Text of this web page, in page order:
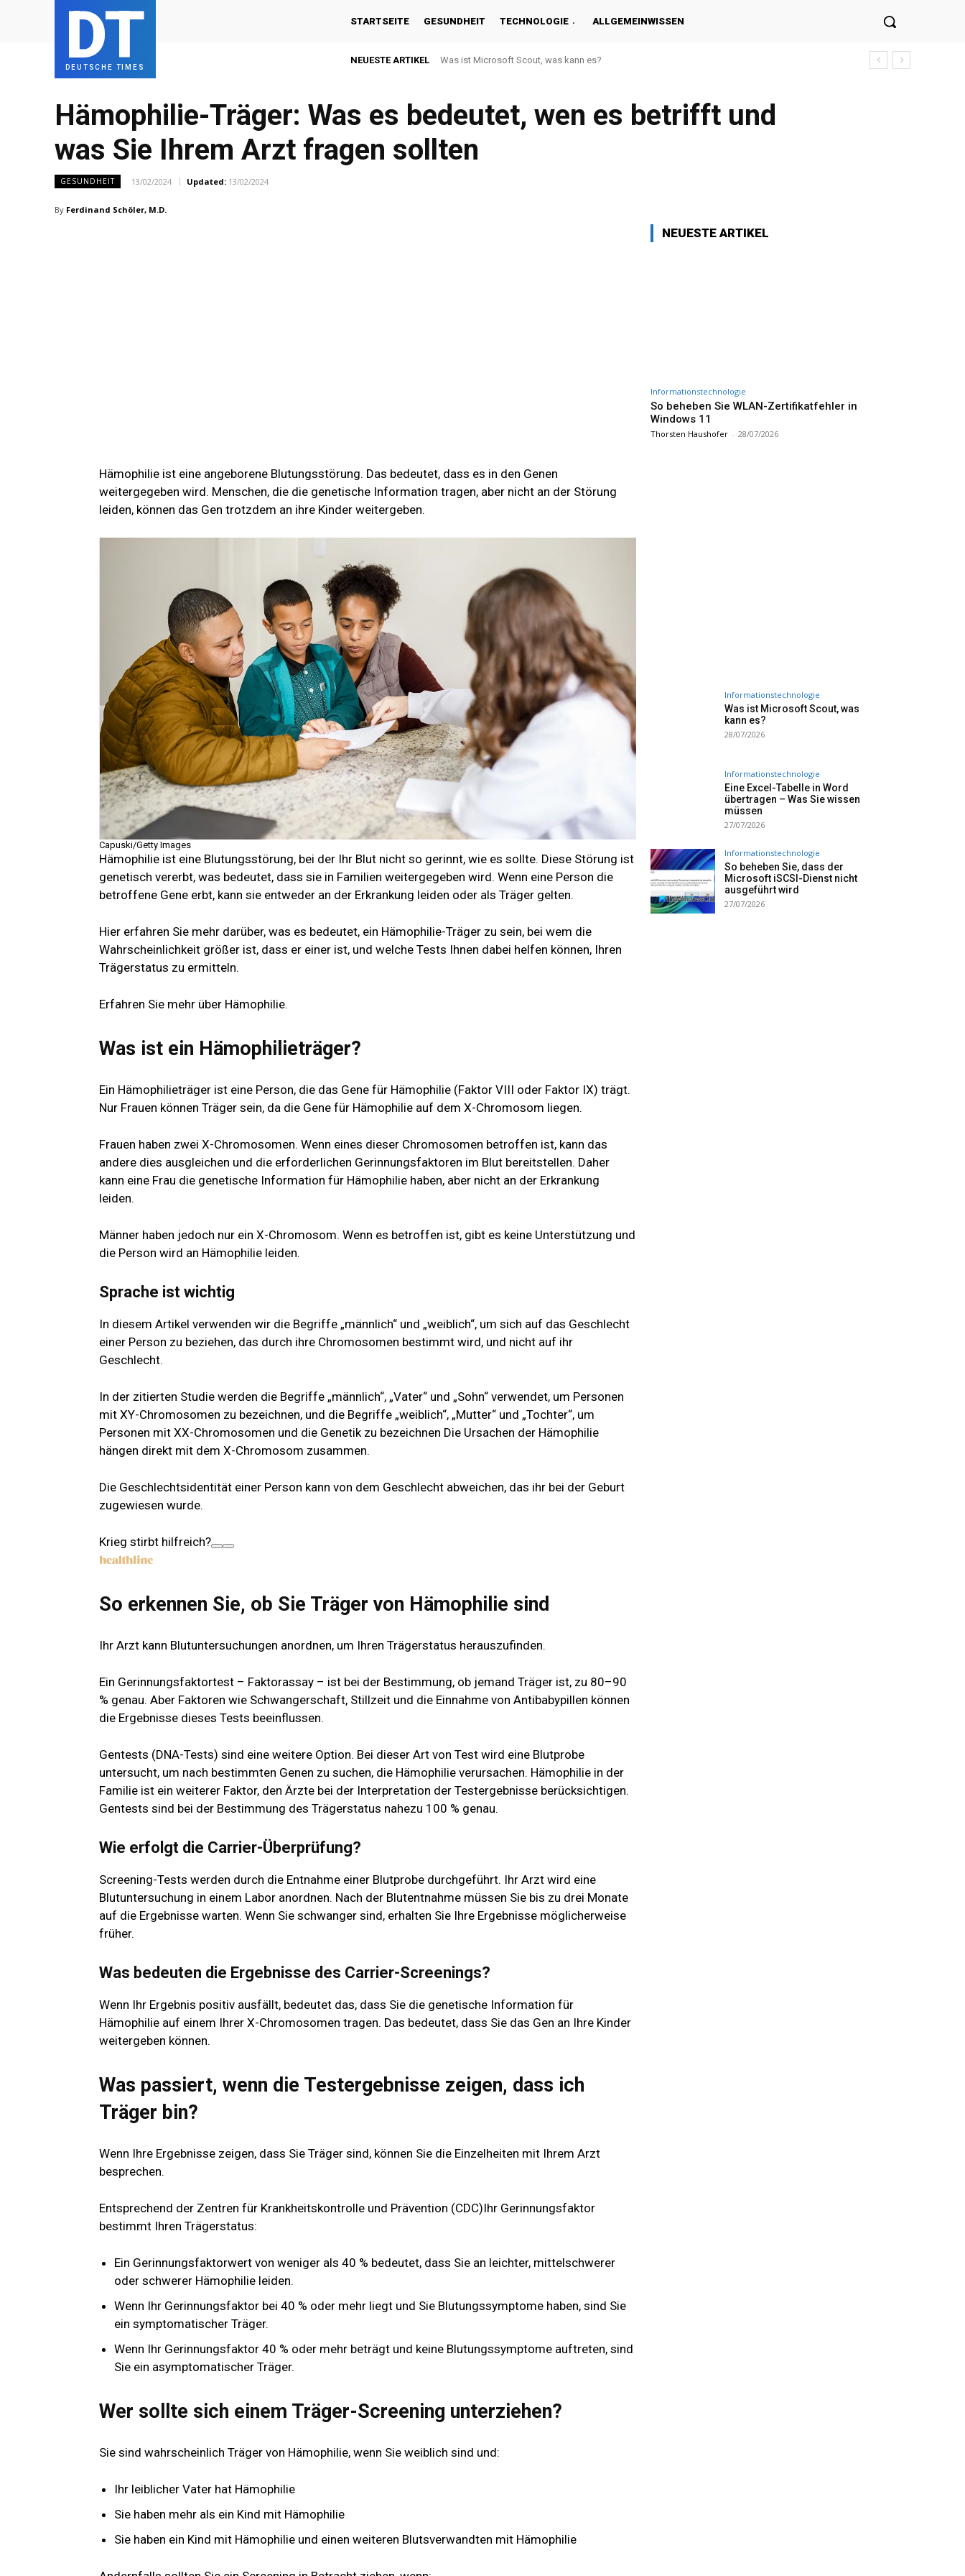
DT
DEUTSCHE TIMES
STARTSEITE GESUNDHEIT TECHNOLOGIE ALLGEMEINWISSEN
NEUESTE ARTIKEL Was ist Microsoft Scout, was kann es?
Hämophilie-Träger: Was es bedeutet, wen es betrifft und
was Sie Ihrem Arzt fragen sollten
GESUNDHEIT 13/02/2024 Updated: 13/02/2024
By Ferdinand Schöler, M.D.
Hämophilie ist eine angeborene Blutungsstörung. Das bedeutet, dass es in den Genen
weitergegeben wird. Menschen, die die genetische Information tragen, aber nicht an der Störung
leiden, können das Gen trotzdem an ihre Kinder weitergeben.
Capuski/Getty Images
Hämophilie ist eine Blutungsstörung, bei der Ihr Blut nicht so gerinnt, wie es sollte. Diese Störung ist
genetisch vererbt, was bedeutet, dass sie in Familien weitergegeben wird. Wenn eine Person die
betroffene Gene erbt, kann sie entweder an der Erkrankung leiden oder als Träger gelten.
Hier erfahren Sie mehr darüber, was es bedeutet, ein Hämophilie-Träger zu sein, bei wem die
Wahrscheinlichkeit größer ist, dass er einer ist, und welche Tests Ihnen dabei helfen können, Ihren
Trägerstatus zu ermitteln.
Erfahren Sie mehr über Hämophilie.
Was ist ein Hämophilieträger?
Ein Hämophilieträger ist eine Person, die das Gene für Hämophilie (Faktor VIII oder Faktor IX) trägt.
Nur Frauen können Träger sein, da die Gene für Hämophilie auf dem X-Chromosom liegen.
Frauen haben zwei X-Chromosomen. Wenn eines dieser Chromosomen betroffen ist, kann das
andere dies ausgleichen und die erforderlichen Gerinnungsfaktoren im Blut bereitstellen. Daher
kann eine Frau die genetische Information für Hämophilie haben, aber nicht an der Erkrankung
leiden.
Männer haben jedoch nur ein X-Chromosom. Wenn es betroffen ist, gibt es keine Unterstützung und
die Person wird an Hämophilie leiden.
Sprache ist wichtig
In diesem Artikel verwenden wir die Begriffe „männlich“ und „weiblich“, um sich auf das Geschlecht
einer Person zu beziehen, das durch ihre Chromosomen bestimmt wird, und nicht auf ihr
Geschlecht.
In der zitierten Studie werden die Begriffe „männlich“, „Vater“ und „Sohn“ verwendet, um Personen
mit XY-Chromosomen zu bezeichnen, und die Begriffe „weiblich“, „Mutter“ und „Tochter“, um
Personen mit XX-Chromosomen und die Genetik zu bezeichnen Die Ursachen der Hämophilie
hängen direkt mit dem X-Chromosom zusammen.
Die Geschlechtsidentität einer Person kann von dem Geschlecht abweichen, das ihr bei der Geburt
zugewiesen wurde.
Krieg stirbt hilfreich?
So erkennen Sie, ob Sie Träger von Hämophilie sind
Ihr Arzt kann Blutuntersuchungen anordnen, um Ihren Trägerstatus herauszufinden.
Ein Gerinnungsfaktortest – Faktorassay – ist bei der Bestimmung, ob jemand Träger ist, zu 80–90
% genau. Aber Faktoren wie Schwangerschaft, Stillzeit und die Einnahme von Antibabypillen können
die Ergebnisse dieses Tests beeinflussen.
Gentests (DNA-Tests) sind eine weitere Option. Bei dieser Art von Test wird eine Blutprobe
untersucht, um nach bestimmten Genen zu suchen, die Hämophilie verursachen. Hämophilie in der
Familie ist ein weiterer Faktor, den Ärzte bei der Interpretation der Testergebnisse berücksichtigen.
Gentests sind bei der Bestimmung des Trägerstatus nahezu 100 % genau.
Wie erfolgt die Carrier-Überprüfung?
Screening-Tests werden durch die Entnahme einer Blutprobe durchgeführt. Ihr Arzt wird eine
Blutuntersuchung in einem Labor anordnen. Nach der Blutentnahme müssen Sie bis zu drei Monate
auf die Ergebnisse warten. Wenn Sie schwanger sind, erhalten Sie Ihre Ergebnisse möglicherweise
früher.
Was bedeuten die Ergebnisse des Carrier-Screenings?
Wenn Ihr Ergebnis positiv ausfällt, bedeutet das, dass Sie die genetische Information für
Hämophilie auf einem Ihrer X-Chromosomen tragen. Das bedeutet, dass Sie das Gen an Ihre Kinder
weitergeben können.
Was passiert, wenn die Testergebnisse zeigen, dass ich
Träger bin?
Wenn Ihre Ergebnisse zeigen, dass Sie Träger sind, können Sie die Einzelheiten mit Ihrem Arzt
besprechen.
Entsprechend der Zentren für Krankheitskontrolle und Prävention (CDC)Ihr Gerinnungsfaktor
bestimmt Ihren Trägerstatus:
Ein Gerinnungsfaktorwert von weniger als 40 % bedeutet, dass Sie an leichter, mittelschwerer
oder schwerer Hämophilie leiden.
Wenn Ihr Gerinnungsfaktor bei 40 % oder mehr liegt und Sie Blutungssymptome haben, sind Sie
ein symptomatischer Träger.
Wenn Ihr Gerinnungsfaktor 40 % oder mehr beträgt und keine Blutungssymptome auftreten, sind
Sie ein asymptomatischer Träger.
Wer sollte sich einem Träger-Screening unterziehen?
Sie sind wahrscheinlich Träger von Hämophilie, wenn Sie weiblich sind und:
Ihr leiblicher Vater hat Hämophilie
Sie haben mehr als ein Kind mit Hämophilie
Sie haben ein Kind mit Hämophilie und einen weiteren Blutsverwandten mit Hämophilie
NEUESTE ARTIKEL
Informationstechnologie
So beheben Sie WLAN-Zertifikatfehler in
Windows 11
Thorsten Haushofer - 28/07/2026
Informationstechnologie
Was ist Microsoft Scout, was
kann es?
28/07/2026
Informationstechnologie
Eine Excel-Tabelle in Word
übertragen – Was Sie wissen
müssen
27/07/2026
Informationstechnologie
So beheben Sie, dass der
Microsoft iSCSI-Dienst nicht
ausgeführt wird
27/07/2026